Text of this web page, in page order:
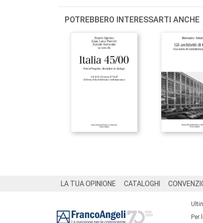
POTREBBERO INTERESSARTI ANCHE
LA TUA OPINIONE CATALOGHI
Per